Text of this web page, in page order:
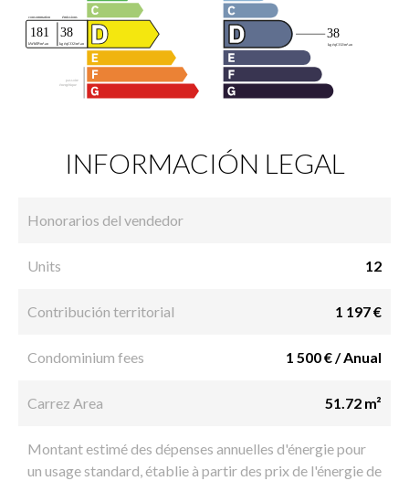
INFORMACIÓN LEGAL
Honorarios del vendedor
Units 12
Contribución territorial 1 197 €
Condominium fees 1 500 € / Anual
Carrez Area 51.72 m²
Montant estimé des dépenses annuelles d'énergie pour
un usage standard, établie à partir des prix de l'énergie de